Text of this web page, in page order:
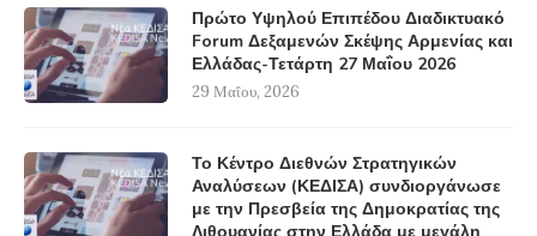
Πρώτο Υψηλού Επιπέδου Διαδικτυακό
Forum Δεξαμενών Σκέψης Αρμενίας και
Ελλάδας-Τετάρτη 27 Μαΐου 2026
29 Μαΐου, 2026
Το Κέντρο Διεθνών Στρατηγικών
Αναλύσεων (ΚΕΔΙΣΑ) συνδιοργάνωσε
με την Πρεσβεία της Δημοκρατίας της